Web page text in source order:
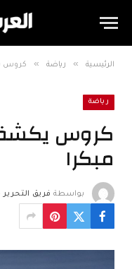
الرئيسية » رياضة » كروس
رياضة
كروس يكشف
مبكرا
بواسطة فريق التحرير